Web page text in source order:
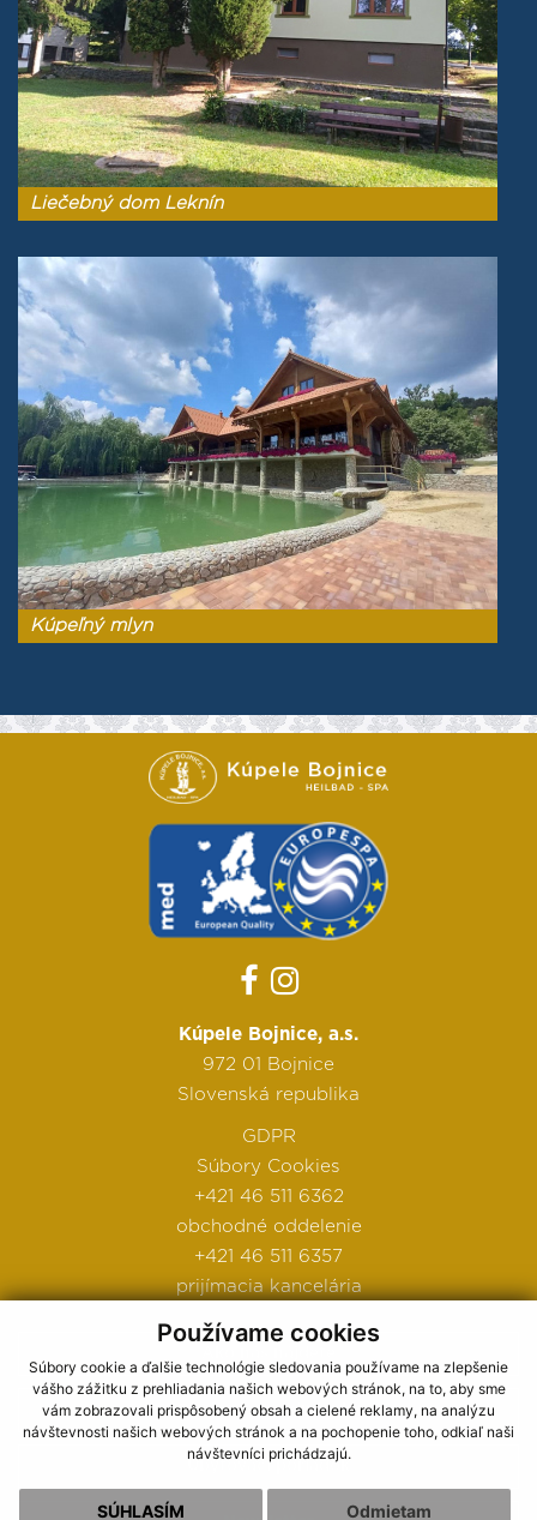
Používame cookies
Súbory cookie a ďalšie technológie sledovania používame na zlepšenie
vášho zážitku z prehliadania našich webových stránok, na to, aby sme
vám zobrazovali prispôsobený obsah a cielené reklamy, na analýzu
návštevnosti našich webových stránok a na pochopenie toho, odkiaľ naši
návštevníci prichádzajú.
SÚHLASÍM Odmietam
Liečebný dom Leknín
Kúpeľný mlyn
Kúpele Bojnice, a.s.
972 01 Bojnice
Slovenská republika
GDPR
Súbory Cookies
+421 46 511 6362
obchodné oddelenie
+421 46 511 6357
prijímacia kancelária
Obchodné podmienky
Ubytovací poriadok